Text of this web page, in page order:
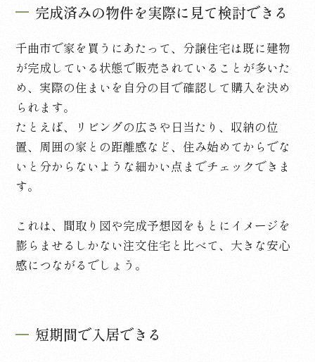
完成済みの物件を実際に見て検討できる
千曲市で家を買うにあたって、分譲住宅は既に建物
が完成している状態で販売されていることが多いた
め、実際の住まいを自分の目で確認して購入を決め
られます。
たとえば、リビングの広さや日当たり、収納の位
置、周囲の家との距離感など、住み始めてからでな
いと分からないような細かい点までチェックできま
す。
これは、間取り図や完成予想図をもとにイメージを
膨らませるしかない注文住宅と比べて、大きな安心
感につながるでしょう。
短期間で入居できる